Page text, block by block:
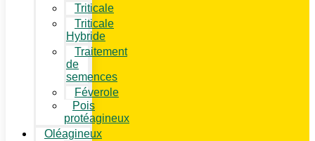
Triticale
Triticale
Hybride
Traitement
de
semences
Féverole
Pois
protéagineux
Oléagineux